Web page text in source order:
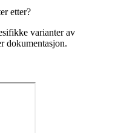
etter?
varianter av
dokumentasjon.